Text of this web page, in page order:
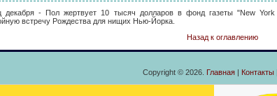
декабря - Пол жертвует 10 тысяч долларов в фонд газеты "New York
встречу Рождества для нищих Нью-Йорка.
Назад к оглавлению
Copyright © 2026. Главная| Контакты|